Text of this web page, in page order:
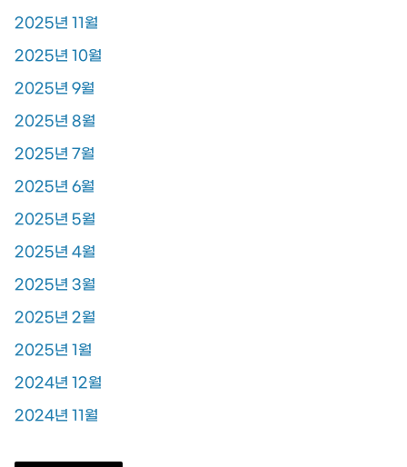
2025년 11월
2025년 10월
2025년 9월
2025년 8월
2025년 7월
2025년 6월
2025년 5월
2025년 4월
2025년 3월
2025년 2월
2025년 1월
2024년 12월
2024년 11월